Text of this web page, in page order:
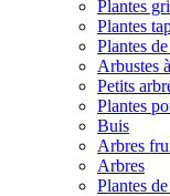
Plantes
Plantes
Plantes
Arbustes
Petits
Plantes
Buis
Arbres
Arbres
Plantes